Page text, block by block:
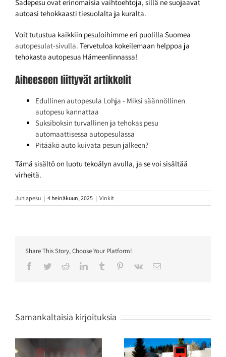
Sadepesu ovat erinomaisia vaihtoehtoja, sillä ne suojaavat
autoasi tehokkaasti tiesuolalta ja kuralta.
Voit tutustua kaikkiin pesuloihimme eri puolilla Suomea
autopesulat-sivulla. Tervetuloa kokeilemaan helppoa ja
tehokasta autopesua Hämeenlinnassa!
Aiheeseen liittyvät artikkelit
Edullinen autopesula Lohja - Miksi säännöllinen
autopesu kannattaa
Suksiboksin turvallinen ja tehokas pesu
automaattisessa autopesulassa
Pitääkö auto kuivata pesun jälkeen?
Tämä sisältö on luotu tekoälyn avulla, ja se voi sisältää
virheitä.
Juhlapesu | 4 heinäkuun, 2025 | Vinkit
Share This Story, Choose Your Platform!
Facebook
TwitterRedditLinkedInTumblr Pinterest
Vk Sähköposti
Samankaltaisia kirjoituksia